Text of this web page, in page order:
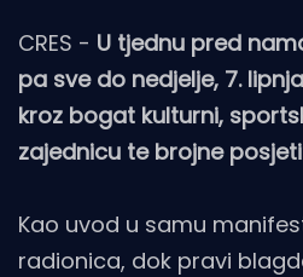
CRES - U tjednu pred
pa sve do nedjelje, 7.
kroz bogat kulturni,
zajednicu te brojne
Kao uvod u samu
radionica, dok pravi